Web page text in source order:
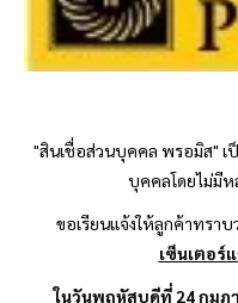
"สินเชื่อส่วนบุคคล พรอมิส" เ
บุคคลโดยไม่มี
ขอเรียนแจ้งให้ลูกค้าทรา
เซ็นเตอร์
ในวันพฤหัสบดีที่ 24 กุมภ